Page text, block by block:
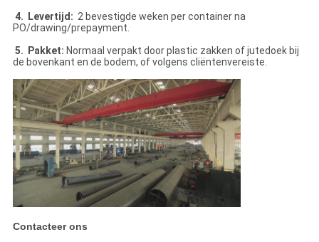
4. Levertijd: 2 bevestigde weken per container na
PO/drawing/prepayment.
5. Pakket: Normaal verpakt door plastic zakken of jutedoek bij
de bovenkant en de bodem, of volgens cliëntenvereiste.
Contacteer ons